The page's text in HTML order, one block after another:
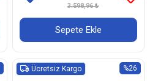
Kapak
3.598,96 ₺
Sepete Ekle
%26
Ücretsiz Kargo